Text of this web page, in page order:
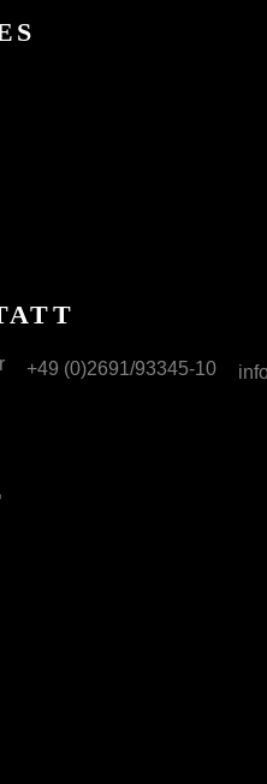
+49 (0)2691/93345-10